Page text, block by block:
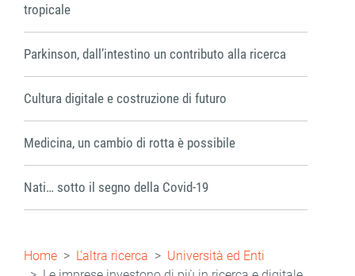
tropicale
Parkinson, dall’intestino un contributo alla ricerca
Cultura digitale e costruzione di futuro
Medicina, un cambio di rotta è possibile
Nati… sotto il segno della Covid-19
Briciole
Home L'altra ricerca
Università ed Enti